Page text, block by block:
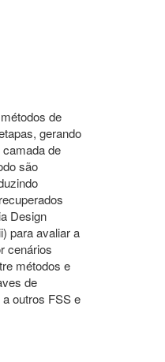
de
gerando
de
são
Design
para avaliar a
cenários
métodos e
de
outros FSS e